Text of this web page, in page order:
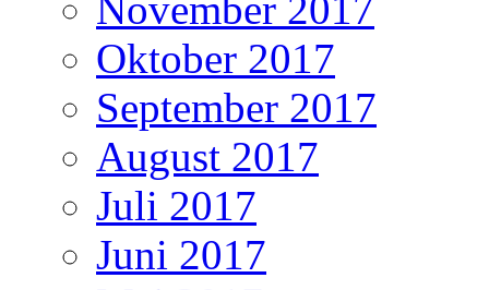
November 2017
Oktober 2017
September 2017
August 2017
Juli 2017
Juni 2017